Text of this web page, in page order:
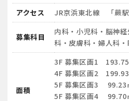
アクセス
JR京浜東北線 「蕨
募集科目
内科・小児科・脳神
科・皮膚科・婦人科
面積
3F 募集区画1 193.75
4F 募集区画2 199.93
5F 募集区画3 99.23
5F 募集区画4 99.70